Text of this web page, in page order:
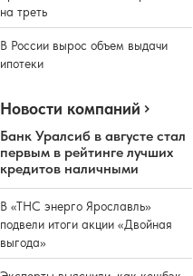
на треть
В России вырос объем выдачи
ипотеки
Новости компаний
Банк Уралсиб в августе стал
первым в рейтинге лучших
кредитов наличными
В «ТНС энерго Ярославль»
подвели итоги акции «Двойная
выгода»